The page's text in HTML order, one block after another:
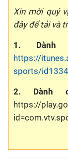
Xin mời quý
đây để tải và
1. Dành
https://
sports/
2. Dành
https://